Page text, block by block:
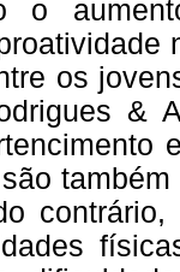
o
os
&